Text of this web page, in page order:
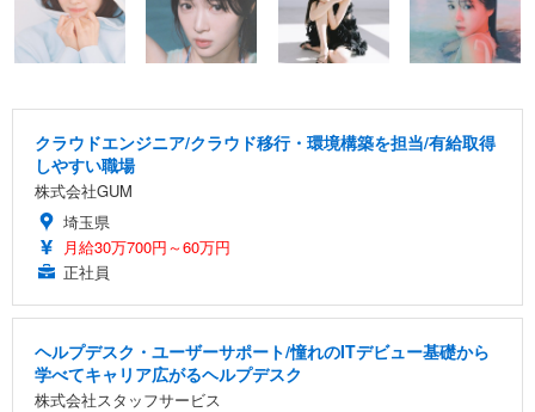
クラウドエンジニア/クラウド移行・環境構築を担当/有給取得
しやすい職場
株式会社GUM
埼玉県
月給30万700円～60万円
正社員
ヘルプデスク・ユーザーサポート/憧れのITデビュー基礎から
学べてキャリア広がるヘルプデスク
株式会社スタッフサービス